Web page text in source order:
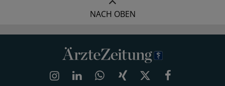
NACH OBEN